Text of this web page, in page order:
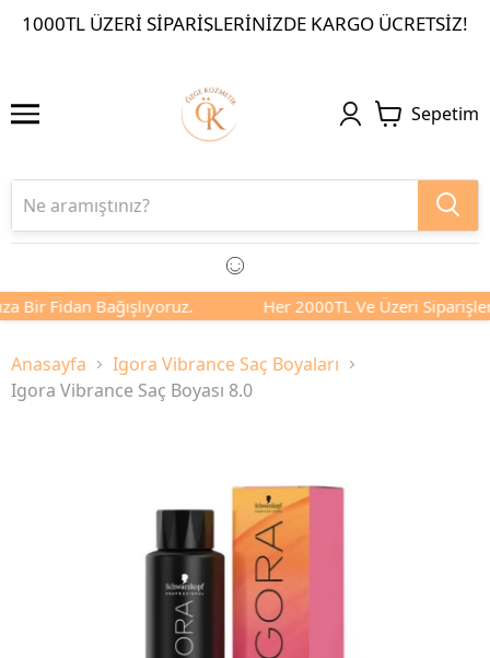
1000TL ÜZERI SIPARIŞLERINIZDE KARGO ÜCRETSIZ!
Sepetim
Bir Fidan Bağışlıyoruz. Her 2000TL Ve Üzeri
Anasayfa
Igora Vibrance Saç Boyaları
Igora Vibrance Saç Boyası 8.0